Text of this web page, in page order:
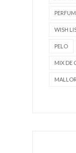
WISH
PELO
MIX DE